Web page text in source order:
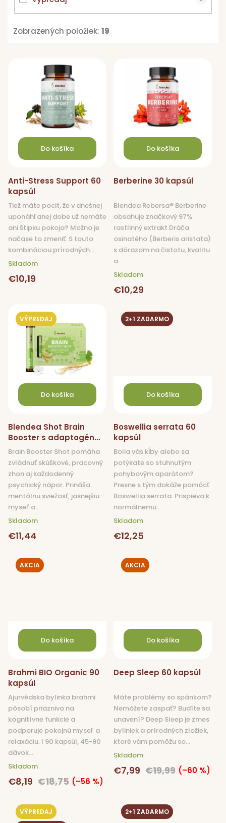
Zobrazených položiek: 19
u
k
t
o
v
Do košíka
€10,19
Skladom
Anti-Stress Support 60
kapsúl
Tiež máte pocit, že v dnešnej
uponáhľanej dobe už nemáte
ani štipku pokoja? Možno je
načase to zmeniť. S touto
kombináciou prírodných...
Do košíka
€10,29
Skladom
Berberine 30 kapsúl
Blendea Rebersa® Berberine
obsahuje značkový 97%
rastlinný extrakt Dráča
osinatého (Berberis aristata)
s dôrazom na čistotu, kvalitu
a...
VÝPREDAJ
Do košíka
€11,44
Skladom
Blendea Shot Brain
Booster s adaptogénmi
25 ml
Brain Booster Shot pomáha
zvládnuť skúškové, pracovný
zhon aj každodenný
psychický nápor. Prináša
mentálnu sviežosť, jasnejšiu
myseľ a...
2+1 ZADARMO
Do košíka
€12,25
Skladom
Boswellia serrata 60
kapsúl
Bolia vás kĺby alebo sa
potýkate so stuhnutým
pohybovým aparátom?
Presne s tým dokáže pomôcť
Boswellia serrata. Prispieva k
normálnemu...
AKCIA
Do košíka
€8,19 €18,75 (–56 %)
Skladom
Brahmi BIO Organic 90
kapsúl
Ajurvédska bylinka brahmi
pôsobí priaznivo na
kognitívne funkcie a
podporuje pokojnú myseľ a
relaxáciu. | 90 kapsúl, 45-90
dávok...
AKCIA
Do košíka
€7,99 €19,99 (–60 %)
Skladom
Deep Sleep 60 kapsúl
Máte problémy so spánkom?
Nemôžete zaspať? Budíte sa
unavení? Deep Sleep je zmes
byliniek a prírodných zložiek,
ktoré vám pomôžu so...
VÝPREDAJ
2+1 ZADARMO